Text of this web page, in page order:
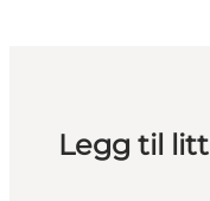
Legg til